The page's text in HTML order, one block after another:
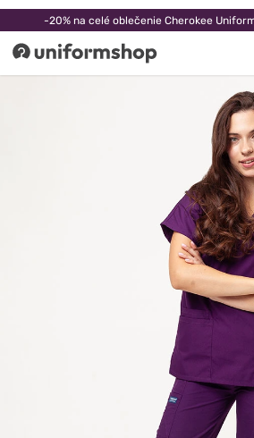
-20% na celé oblečenie Cherokee
Uniformshop